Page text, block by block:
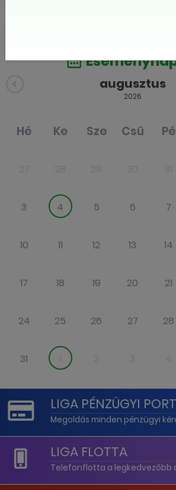
augusztus
2026
Hé Ke Sze Csü Pé
3 4 5 6 7
10 11 12 13 14
17 18 19 20 21
24 25 26 27 28
31
LIGA PÉNZÜGYI
Megoldás minden pénzügyi
LIGA FLOTTA
Telefonflotta a legkedvezőbb